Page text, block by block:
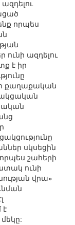
որպես
ունի ազդելու
է իր
քաղաքական
սկսեցին
շահերի
ունի
վրա»